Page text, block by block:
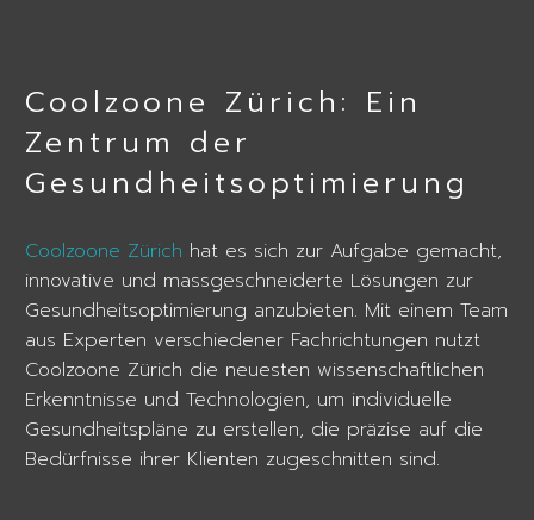
Coolzoone Zürich: Ein
Zentrum der
Gesundheitsoptimierung
Coolzoone Zürich hat es sich zur Aufgabe gemacht,
innovative und massgeschneiderte Lösungen zur
Gesundheitsoptimierung anzubieten. Mit einem Team
aus Experten verschiedener Fachrichtungen nutzt
Coolzoone Zürich die neuesten wissenschaftlichen
Erkenntnisse und Technologien, um individuelle
Gesundheitspläne zu erstellen, die präzise auf die
Bedürfnisse ihrer Klienten zugeschnitten sind.